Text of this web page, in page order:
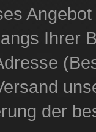
Ihrer
der